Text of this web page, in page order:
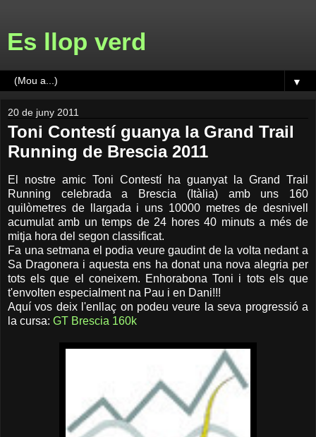
Es llop verd
▼
20 de juny 2011
Toni Contestí guanya la Grand Trail
Running de Brescia 2011
El nostre amic Toni Contestí ha guanyat la Grand Trail
Running celebrada a Brescia (Itàlia) amb uns 160
quilòmetres de llargada i uns 10000 metres de desnivell
acumulat amb un temps de 24 hores 40 minuts a més de
mitja hora del segon classificat.
Fa una setmana el podia veure gaudint de la volta nedant a
Sa Dragonera i aquesta ens ha donat una nova alegria per
tots els que el coneixem. Enhorabona Toni i tots els que
t'envolten especialment na Pau i en Dani!!!
Aquí vos deix l'enllaç on podeu veure la seva progressió a
la cursa: GT Brescia 160k